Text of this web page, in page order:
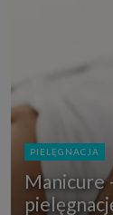
PIELĘGNACJA
Manicure